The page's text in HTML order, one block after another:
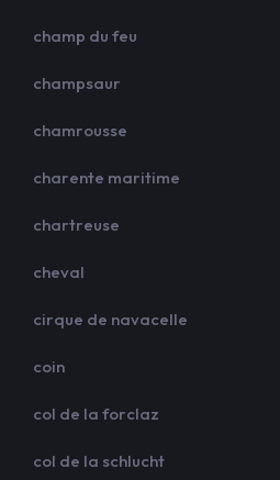
champ du feu
champsaur
chamrousse
charente maritime
chartreuse
cheval
cirque de navacelle
coin
col de la forclaz
col de la schlucht